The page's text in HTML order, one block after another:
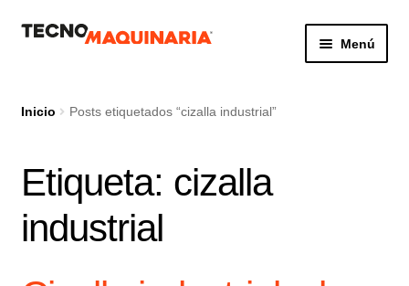
IrIr
Menú
Productos
Nosotros
Inicio Posts etiquetados “cizalla industrial”
Etiqueta: cizalla
industrial